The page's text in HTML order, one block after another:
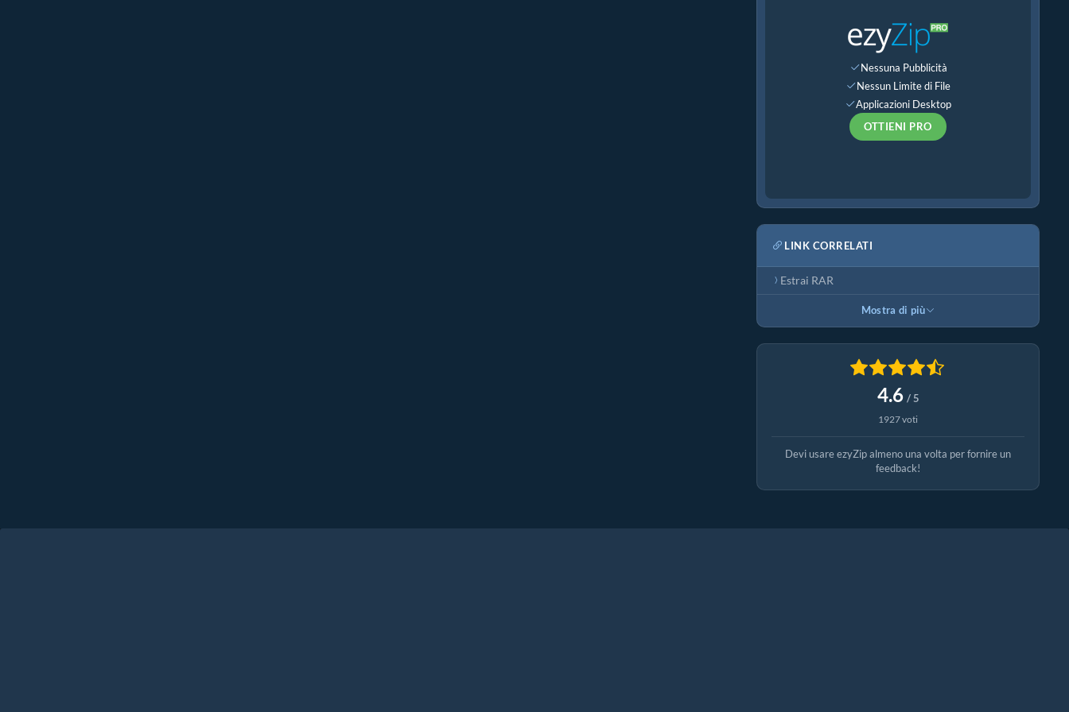
Nessuna Pubblicità
Nessun Limite di File
Applicazioni Desktop
OTTIENI PRO
LINK CORRELATI
Estrai RAR
Mostra di più
4.6 / 5
1927 voti
Devi usare ezyZip almeno una volta per fornire un
feedback!